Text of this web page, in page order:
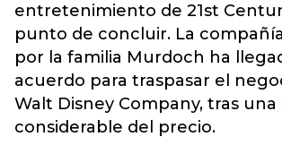
entretenimiento de 21st
punto de concluir. La
por la familia Murdoch ha
acuerdo para traspasar el
Walt Disney Company, tras una
considerable del precio.